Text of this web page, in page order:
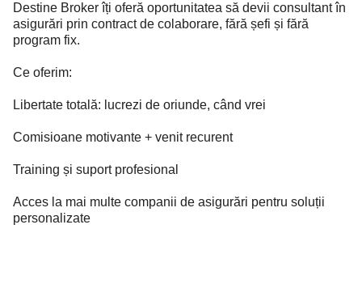
Destine Broker îți oferă oportunitatea să devii consultant în
asigurări prin contract de colaborare, fără șefi și fără
program fix.
Ce oferim:
Libertate totală: lucrezi de oriunde, când vrei
Comisioane motivante + venit recurent
Training și suport profesional
Acces la mai multe companii de asigurări pentru soluții
personalizate